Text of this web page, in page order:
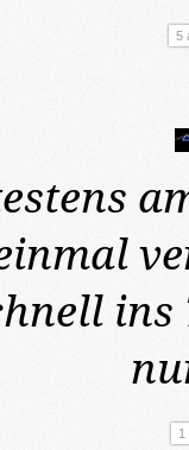
5
1